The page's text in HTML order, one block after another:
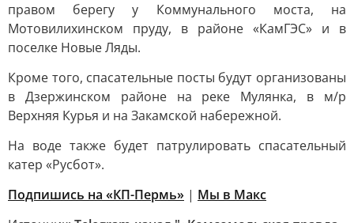
правом берегу у Коммунального моста, на
Мотовилихинском пруду, в районе «КамГЭС» и в
поселке Новые Ляды.
Кроме того, спасательные посты будут организованы
в Дзержинском районе на реке Мулянка, в м/р
Верхняя Курья и на Закамской набережной.
На воде также будет патрулировать спасательный
катер «Русбот».
Подпишись на «КП-Пермь» | Мы в Maкс